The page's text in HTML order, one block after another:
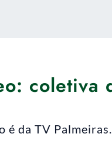
coletiva
é da TV Palmeiras.